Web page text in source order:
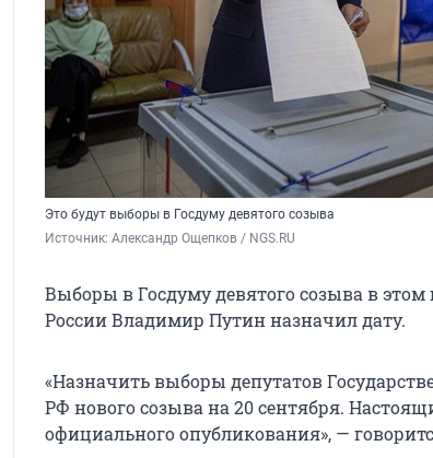
Это будут выборы в Госдуму девятого созыва
Источник: Александр Ощепков / NGS.RU
Выборы в Госдуму девятого созыва в этом
России Владимир Путин назначил дату.
«Назначить выборы депутатов
РФ нового созыва на 20 сентября.
официального опубликования», —